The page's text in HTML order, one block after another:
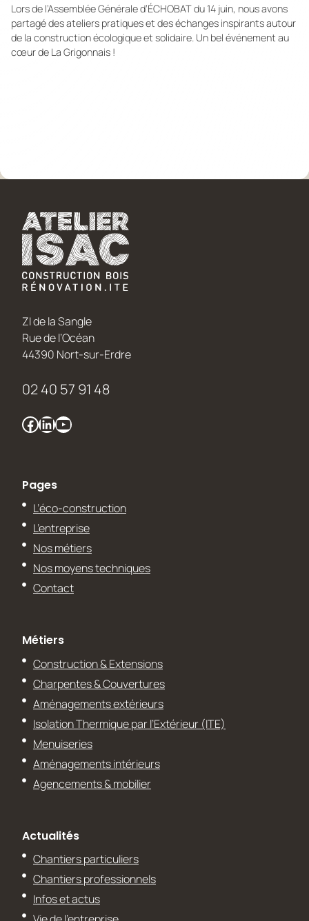
Lors de l’Assemblée Générale d’ÉCHOBAT du 14 juin, nous avons
partagé des ateliers pratiques et des échanges inspirants autour
de la construction écologique et solidaire. Un bel événement au
cœur de La Grigonnais !
ZI de la Sangle
Rue de l’Océan
44390 Nort-sur-Erdre
02 40 57 91 48
Facebook
LinkedIn
YouTube
Pages
L’éco-construction
L’entreprise
Nos métiers
Nos moyens techniques
Contact
Métiers
Construction & Extensions
Charpentes & Couvertures
Aménagements extérieurs
Isolation Thermique par l’Extérieur (ITE)
Menuiseries
Aménagements intérieurs
Agencements & mobilier
Actualités
Chantiers particuliers
Chantiers professionnels
Infos et actus